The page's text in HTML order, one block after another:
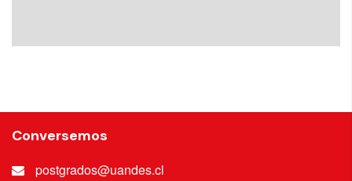
Conversemos
postgrados@uandes.cl